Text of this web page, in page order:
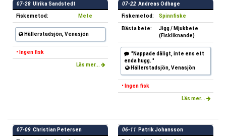
07-28 Ulrika Sandstedt
Fiskemetod: Mete
Hällerstadsjön, Venasjön
• Ingen fisk
Läs mer...
07-22 Andreas Odhage
Fiskemetod: Spinnfiske
Bästa bete:
Jigg / Mjukbete
(Fiskliknande)
"Nappade dåligt, inte ens ett
enda hugg. "
Hällerstadsjön, Venasjön
• Ingen fisk
Läs mer...
07-09 Christian Petersen 06-11 Patrik Johansson